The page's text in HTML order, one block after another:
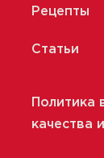
Рецепты
Статьи
Политика
качества